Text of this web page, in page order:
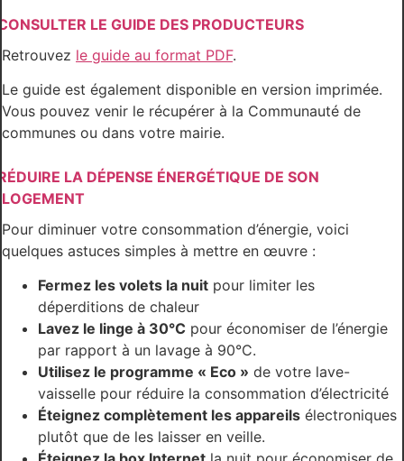
LE GUIDE DES PRODUCTEURS
Retrouvez le guide au format PDF.
Le guide est également disponible en version imprimée.
Vous pouvez venir le récupérer à la Communauté de
communes ou dans votre mairie.
LA DÉPENSE ÉNERGÉTIQUE DE SON
LOGEMENT
Pour diminuer votre consommation d’énergie, voici
quelques astuces simples à mettre en œuvre :
Fermez les volets la nuit pour limiter les
déperditions de chaleur
Lavez le linge à 30°C pour économiser de l’énergie
par rapport à un lavage à 90°C.
Utilisez le programme « Eco » de votre lave-
vaisselle pour réduire la consommation d’électricité
Éteignez complètement les appareils électroniques
plutôt que de les laisser en veille.